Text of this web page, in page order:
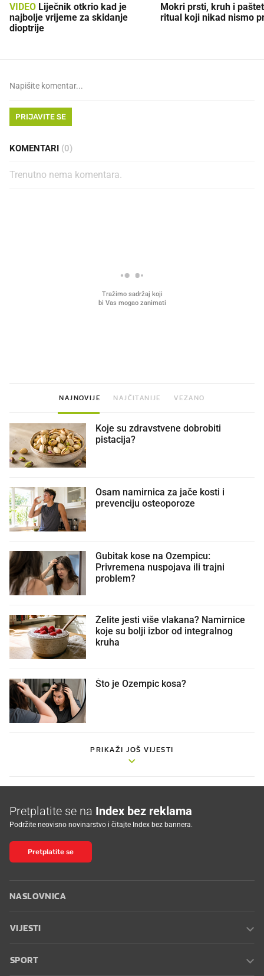
VIDEO
najbolje vrijeme za skidanje
dioptrije
Mokri prsti, kruh i
ritual koji nikad nismo
PRIJAVITE SE
KOMENTARI (0)
Trenutno nema komentara.
NAJNOVIJE NAJČITANIJE VEZANO
Koje su zdravstvene dobrobiti
pistacija?
Osam namirnica za jače kosti i
prevenciju osteoporoze
Gubitak kose na Ozempicu:
Privremena nuspojava ili trajni
problem?
Želite jesti više vlakana? Namirnice
koje su bolji izbor od integralnog
kruha
Što je Ozempic kosa?
PRIKAŽI JOŠ VIJESTI
Pretplatite se na Index bez reklama
Podržite neovisno novinarstvo i čitajte Index bez bannera.
Pretplatite se
NASLOVNICA
VIJESTI
SPORT